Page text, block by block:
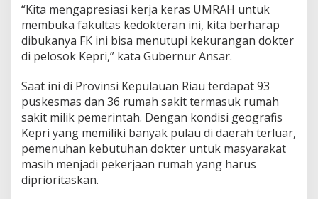
n
K
u
l
h
P
e
r
a
n
“Kita mengapresiasi kerja keras UMRAH untuk
membuka fakultas kedokteran ini, kita berharap
dibukanya FK ini bisa menutupi kekurangan dokter
di pelosok Kepri,” kata Gubernur Ansar.
Saat ini di Provinsi Kepulauan Riau terdapat 93
puskesmas dan 36 rumah sakit termasuk rumah
sakit milik pemerintah. Dengan kondisi geografis
Kepri yang memiliki banyak pulau di daerah terluar,
pemenuhan kebutuhan dokter untuk masyarakat
masih menjadi pekerjaan rumah yang harus
diprioritaskan.